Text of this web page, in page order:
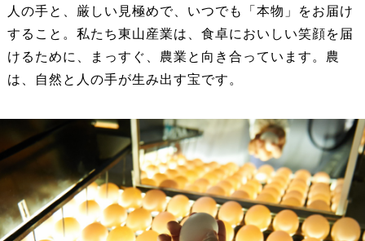
人の手と、厳しい見極めで、いつでも「本物」をお届け
すること。私たち東山産業は、食卓においしい笑顔を届
けるために、まっすぐ、農業と向き合っています。農
は、自然と人の手が生み出す宝です。